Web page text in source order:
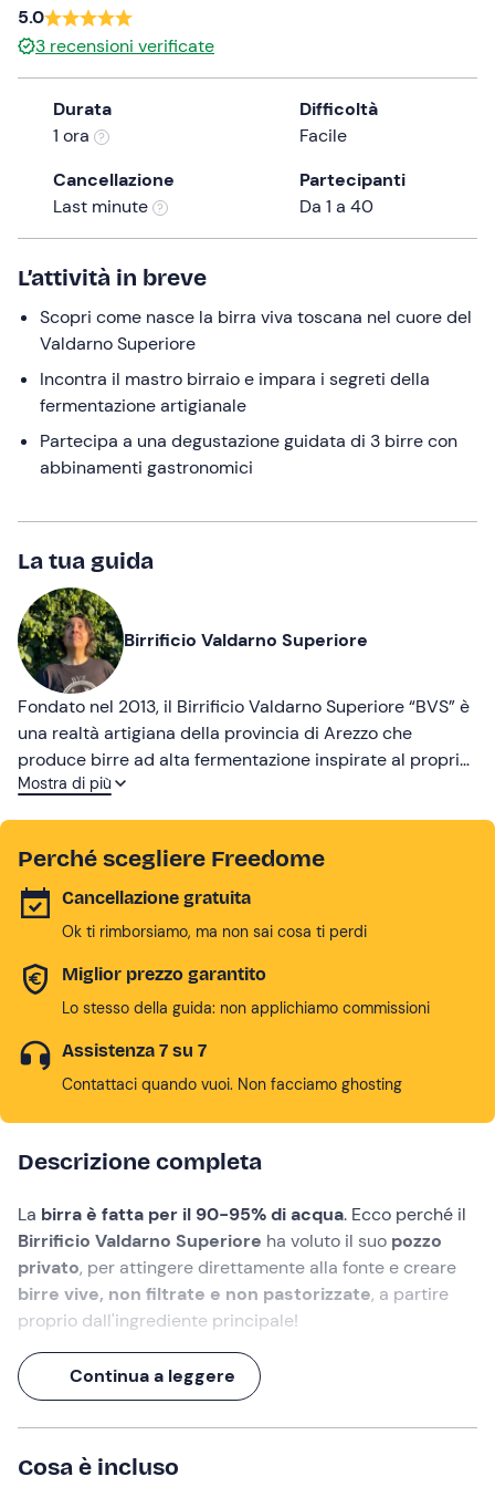
the
question
mark
keyboard
shortcuts
for
changing
dates.
5.0
3 recensioni verificate
Durata
1 ora
Difficoltà
Facile
Cancellazione
Last minute
Partecipanti
Da 1 a 40
L’attività in breve
Scopri come nasce la birra viva toscana nel cuore del
Valdarno Superiore
Incontra il mastro birraio e impara i segreti della
fermentazione artigianale
Partecipa a una degustazione guidata di 3 birre con
abbinamenti gastronomici
La tua guida
Birrificio Valdarno Superiore
Fondato nel 2013, il Birrificio Valdarno Superiore “BVS” è
una realtà artigiana della provincia di Arezzo che
produce birre ad alta fermentazione inspirate al proprio
territorio. Orgogliosi di fare parte dell’associazione
dose importante di amore e passione per la terra!
Mostra di più
Perché scegliere Freedome
Cancellazione gratuita
Ok ti rimborsiamo, ma non sai cosa ti perdi
Miglior prezzo garantito
Lo stesso della guida: non applichiamo commissioni
Assistenza 7 su 7
Contattaci quando vuoi. Non facciamo ghosting
Descrizione completa
La birra è fatta per il 90-95% di acqua. Ecco perché il
Birrificio Valdarno Superiore ha voluto il suo pozzo
privato, per attingere direttamente alla fonte e creare
birre vive, non filtrate e non pastorizzate, a partire
proprio dall'ingrediente principale!
Qui, ogni sorso racconta una storia di ricerca e amore
per la qualità. Nessun aroma artificiale, nessun
Un'esperienza che comprende una
Continua a leggere
Cosa è incluso